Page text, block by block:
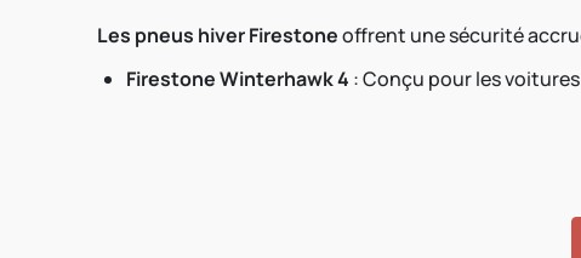
Les pneus hiver Firestoneoffrent une sécurité
Firestone Winterhawk 4 : Conçu pour les